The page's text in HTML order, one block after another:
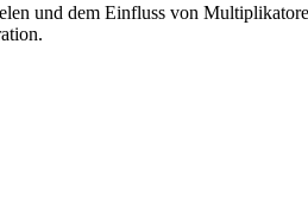
und dem Einfluss von